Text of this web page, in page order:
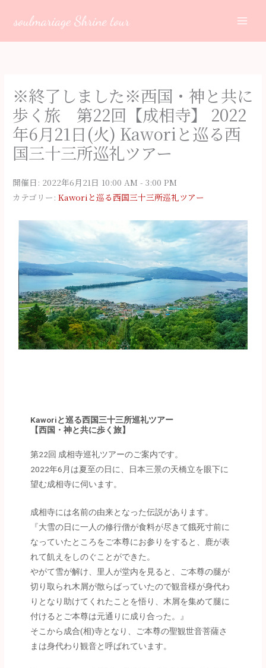
※終了しました※西国・神と共に
歩く旅 第22回【成相寺】 2022
年6月21日(火) Kaworiと巡る西
国三十三所巡礼ツアー
開催日: 2022年6月21日 10:00 AM - 3:00 PM
カテゴリー:Kaworiと巡る西国三十三所巡礼ツアー
Kaworiと巡る西国三十三所巡礼ツアー
【西国・神と共に歩く旅】
第22回 成相寺巡礼ツアーのご案内です。
2022年6月は夏至の日に、日本三景の天橋立を眼下に
望む成相寺に伺います。
成相寺には名前の由来となった伝説があります。
『大雪の日に一人の修行僧が食料が尽きて餓死寸前に
なっていたところをご本尊にお参りをすると、鹿が表
れて飢えをしのぐことができた。
やがて雪が解け、里人が堂内を見ると、ご本尊の腿が
切り取られ木屑が散らばっていたので観音様が身代わ
りとなり助けてくれたことを悟り、木屑を集めて腿に
付けるとご本尊は元通りに成り合った。』
そこから成合(相)寺となり、ご本尊の聖観世音菩薩さ
まは身代わり観音と呼ばれています。